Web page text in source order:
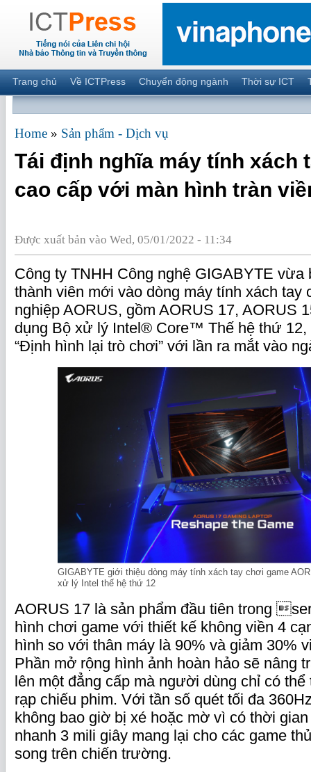
Trang chủ Về ICTPress Chuyển động ngành Thời sự ICT
Home » Sản phẩm - Dịch vụ
Tái định nghĩa máy tính xách
cao cấp với màn hình tràn
Được xuất bản vào Wed, 05/01/2022 - 11:34
Công ty TNHH Công nghệ GIGABYTE vừa
thành viên mới vào dòng máy tính xách tay
nghiệp AORUS, gồm AORUS 17, AORUS
dụng Bộ xử lý Intel® Core™ Thế hệ thứ
“Định hình lại trò chơi” với lần ra mắt vào
GIGABYTE giới thiệu dòng máy tính xách tay chơi game
xử lý Intel thế hệ thứ 12
AORUS 17 là sản phẩm đầu tiên trong
hình chơi game với thiết kế không viền 4
hình so với thân máy là 90% và giảm 30%
Phần mở rộng hình ảnh hoàn hảo sẽ nâng
lên một đẳng cấp mà người dùng chỉ có
rạp chiếu phim. Với tần số quét tối đa
không bao giờ bị xé hoặc mờ vì có thời
nhanh 3 mili giây mang lại cho các game
song trên chiến trường.